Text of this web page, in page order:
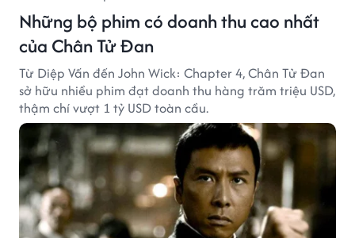
Những bộ phim có doanh thu cao nhất
của Chân Tử Đan
Từ Diệp Vấn đến John Wick: Chapter 4, Chân Tử Đan
sở hữu nhiều phim đạt doanh thu hàng trăm triệu USD,
thậm chí vượt 1 tỷ USD toàn cầu.